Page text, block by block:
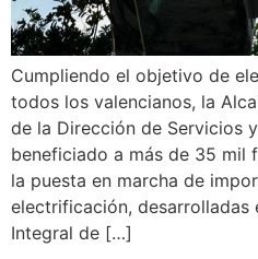
Cumpliendo el objetivo de
todos los valencianos, la
de la Dirección de Servicios
beneficiado a más de 35 mil
la puesta en marcha de
electrificación, desarrolladas
Integral de […]